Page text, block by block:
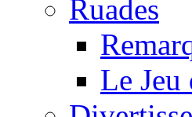
Ruades
Le Jeu